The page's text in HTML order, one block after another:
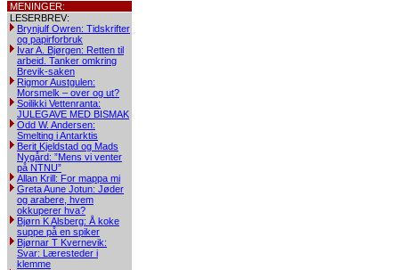
MENINGER:
LESERBREV:
Brynjulf Owren: Tidskrifter
og papirforbruk
Ivar A. Bjørgen: Retten til
arbeid. Tanker omkring
Brevik-saken
Rigmor Austgulen:
Morsmelk – over og ut?
Soilikki Vettenranta:
JULEGAVE MED BISMAK
Odd W. Andersen:
Smelting i Antarktis
Berit Kjeldstad og Mads
Nygård: ”Mens vi venter
på NTNU”
Allan Krill: For mappa mi
Greta Aune Jotun: Jøder
og arabere, hvem
okkuperer hva?
Bjørn K Alsberg: Å koke
suppe på en spiker
Bjørnar T Kvernevik:
Svar: Læresteder i
klemme